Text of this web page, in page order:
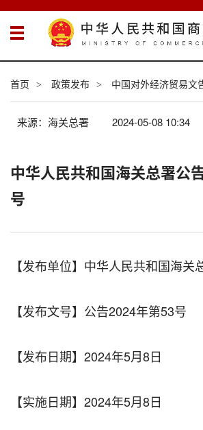
首页 > 政策发布 > 中国对外经济贸易文
来源：海关总署 2024-05-08 10:34
中华人民共和国海关总署公
号
【发布单位】中华人民共和国海关
【发布文号】公告2024年第53号
【发布日期】2024年5月8日
【实施日期】2024年5月8日